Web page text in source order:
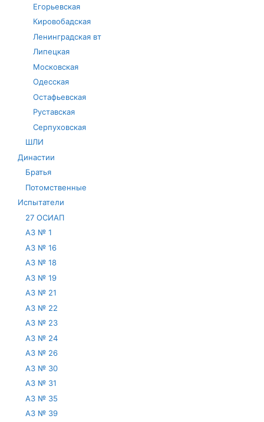
Егорьевская
Кировобадская
Ленинградская вт
Липецкая
Московская
Одесская
Остафьевская
Руставская
Серпуховская
ШЛИ
Династии
Братья
Потомственные
Испытатели
27 ОСИАП
АЗ № 1
АЗ № 16
АЗ № 18
АЗ № 19
АЗ № 21
АЗ № 22
АЗ № 23
АЗ № 24
АЗ № 26
АЗ № 30
АЗ № 31
АЗ № 35
АЗ № 39